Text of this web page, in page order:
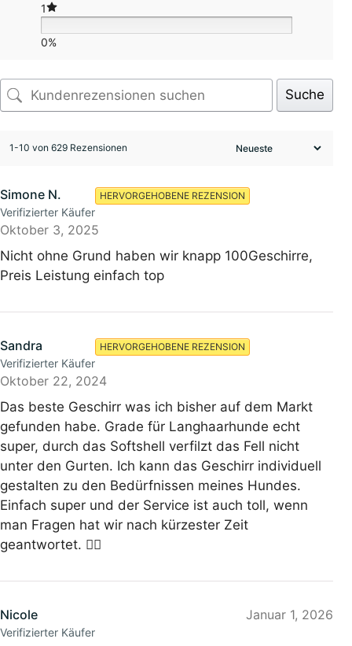
1
0%
Suche
1-10 von 629 Rezensionen
Simone N.
Verifizierter Käufer
HERVORGEHOBENE REZENSION
Oktober 3, 2025
Nicht ohne Grund haben wir knapp 100Geschirre,
Preis Leistung einfach top
Sandra
Verifizierter Käufer
HERVORGEHOBENE REZENSION
Oktober 22, 2024
Das beste Geschirr was ich bisher auf dem Markt
gefunden habe. Grade für Langhaarhunde echt
super, durch das Softshell verfilzt das Fell nicht
unter den Gurten. Ich kann das Geschirr individuell
gestalten zu den Bedürfnissen meines Hundes.
Einfach super und der Service ist auch toll, wenn
man Fragen hat wir nach kürzester Zeit
geantwortet. 👍🏻
Nicole
Verifizierter Käufer
Januar 1, 2026